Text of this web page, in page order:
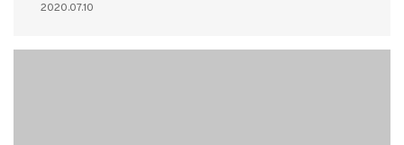
2020.07.10